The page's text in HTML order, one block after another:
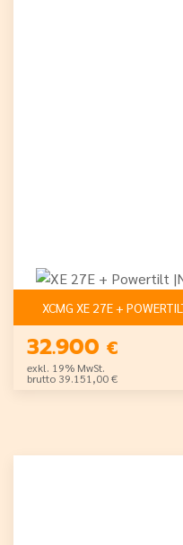
32.900 €
exkl. 19% MwSt.
brutto 39.151,00 €